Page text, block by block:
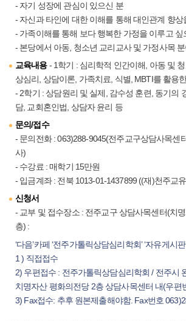
- 자기 성장에 관심이 있으신 분
- 자신과 타인에 대한 이해를 통해 대인관계 향상
- 가족이해를 통해 보다 행복한 가정을 이루고 싶
- 본당에서 아동, 청소년 교리교사 및 가정사목
교육내용- 1학기 : 심리학적 인간이해, 아동 및
상심리, 상담이론, 가족치료, 식별, MBTI를 활용
- 2학기 : 상담원리 및 실제, 감수성 훈련, 동기의
담, 교회혼인법, 상담자 윤리 등
문의/접수
- 문의전화 : 063)288-9045(전주교구상담사목센
사)
- 수강료 : 매학기 15만원
- 입금계좌 : 전북 1013-01-1437899 ((재)천주교
신청서
- 교부 및 접수장소 : 전주교구 상담사목센터(치
층) :
‘다음’카페 ‘전주가톨릭상담심리학회’ ‘자유게시판
1 ) 직접접수
2) 우편접수 : 전주가톨릭상담심리학회 / 전주시
치명자산 평화의전당 2층 상담사목센터 내(우편
3) Fax접수: 추후 원본제출해야함. Fax번호